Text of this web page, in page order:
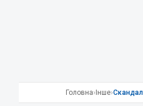
Головна› Інше›Скандал